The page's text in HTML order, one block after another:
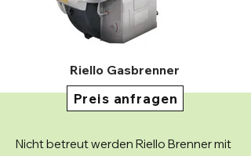
Riello Gasbrenner
Preis anfragen
Nicht betreut werden Riello Brenner mit